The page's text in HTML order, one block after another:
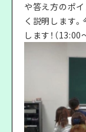
や答え方のポ
く説明します
します！（